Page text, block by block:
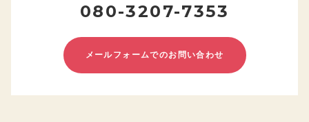
080-3207-7353
メールフォームでのお問い合わせ